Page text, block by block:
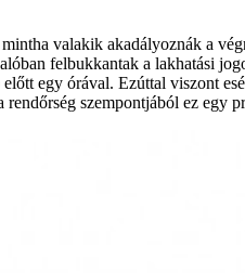
valakik akadályoznák a
felbukkantak a lakhatási
egy órával. Ezúttal viszont
rendőrség szempontjából ez